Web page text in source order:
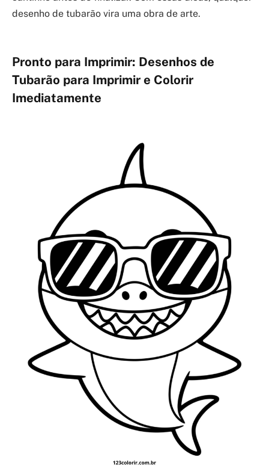
desenho de tubarão vira uma obra de arte.
Pronto para Imprimir: Desenhos de
Tubarão para Imprimir e Colorir
Imediatamente